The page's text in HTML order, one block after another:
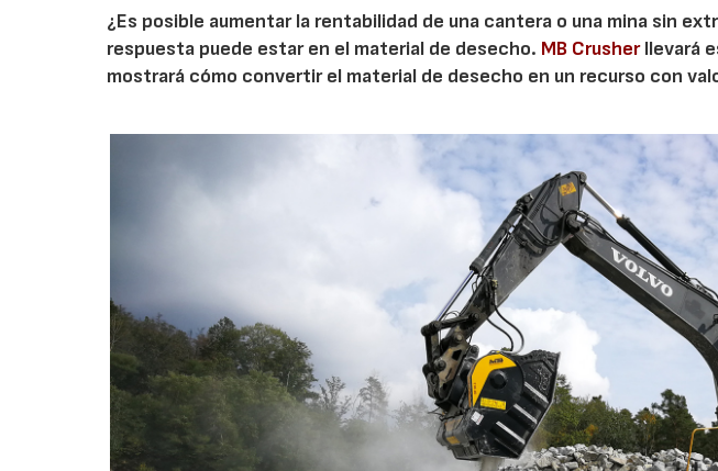
¿Es posible aumentar la rentabilidad de una cantera o una mina sin
respuesta puede estar en el material de desecho. MB Crusherllevará
mostrará cómo convertir el material de desecho en un recurso con